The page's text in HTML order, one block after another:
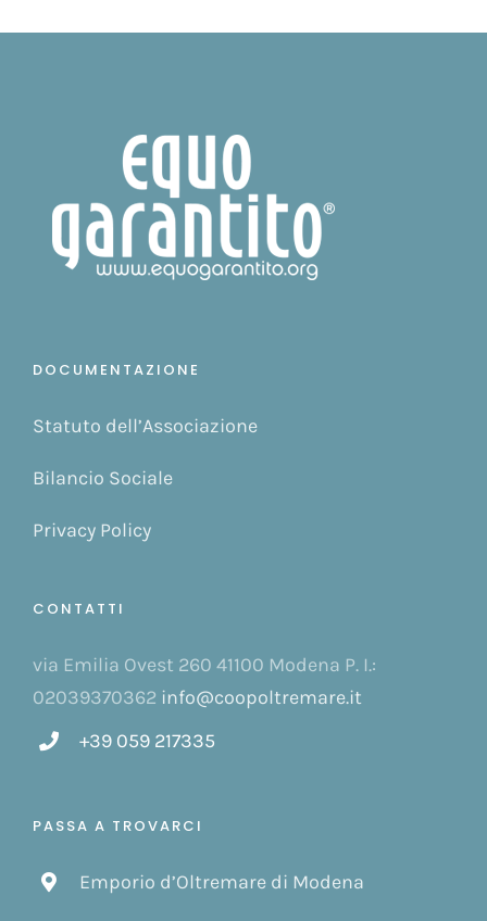
DOCUMENTAZIONE
Statuto dell’Associazione
Bilancio Sociale
Privacy Policy
CONTATTI
via Emilia Ovest 260 41100 Modena P. I.:
02039370362 info@coopoltremare.it
+39 059 217335
PASSA A TROVARCI
Emporio d’Oltremare di Modena